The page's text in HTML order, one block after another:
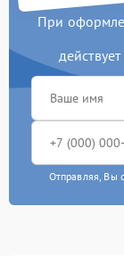
При
Отправляя, Вы